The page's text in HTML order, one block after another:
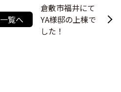
一覧へ
倉敷市福井にて
YA様邸の上棟で
した！